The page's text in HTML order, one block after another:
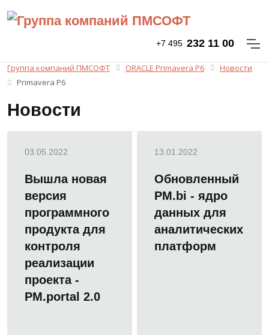
+7 495 232 11 00
Группа компаний ПМСОФТ ORACLE Primavera P6
Новости
Primavera P6
Новости
03.05.2022
Вышла новая
версия
программного
продукта для
контроля
реализации
проекта -
PM.portal 2.0
13.01.2022
Обновленный
PM.bi - ядро
данных для
аналитических
платформ